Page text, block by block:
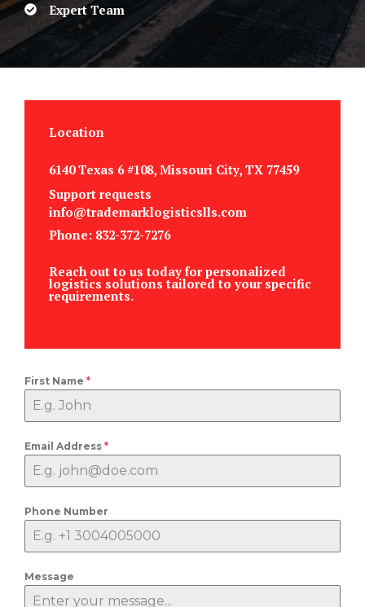
Expert Team
Location
6140 Texas 6 #108, Missouri City, TX 77459
Support requests
info@trademarklogisticslls.com
Phone: 832-372-7276
Reach out to us today for personalized
logistics solutions tailored to your specific
requirements.
First Name *
Email Address *
Phone Number
Message